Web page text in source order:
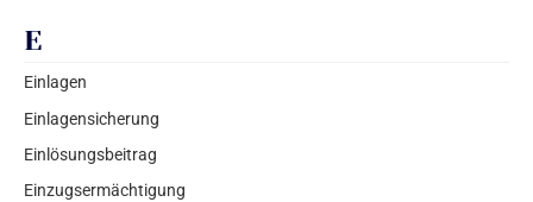
E
Einlagen
Einlagensicherung
Einlösungsbeitrag
Einzugsermächtigung